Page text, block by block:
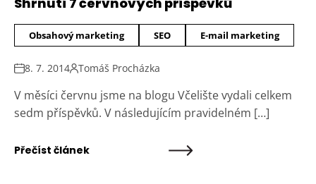
Obsahový marketing SEO E-mail marketing
8. 7. 2014 Tomáš Procházka
V měsíci červnu jsme na blogu Včelište vydali celkem
sedm příspěvků. V následujícím pravidelném […]
Přečíst článek